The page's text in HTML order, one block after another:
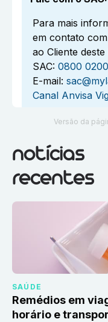
Para mais
em contato
ao Cliente
SAC: 0800
E-mail:
Canal Anvisa
Versão da
notícias
recentes
SAÚDE
Remédios em
horário e